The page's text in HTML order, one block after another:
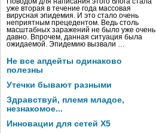
уже вторая в течение года массовая
вирусная эпидемия. И это стало очень
неприятным прецедентом. Ведь столь
масштабных заражений не было уже очень
давно. Впрочем, данная ситуация была
ожидаемой. Эпидемию вызвали …
Не все апдейты одинаково
полезны
Утечки бывают разными
Здравствуй, племя младое,
незнакомое...
Инновации для сетей X5